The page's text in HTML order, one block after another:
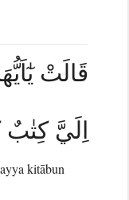
قَالَتْ
اِلَيَّ كِتٰبٌ
kitābun